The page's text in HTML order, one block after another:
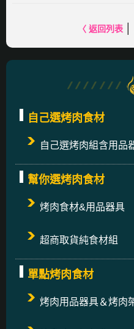
〈 返回列表
自己選烤肉食材
自己選烤肉組含用品
幫你選烤肉食材
烤肉食材&用品器具
超商取貨純食材組
單點烤肉食材
烤肉用品器具＆烤肉